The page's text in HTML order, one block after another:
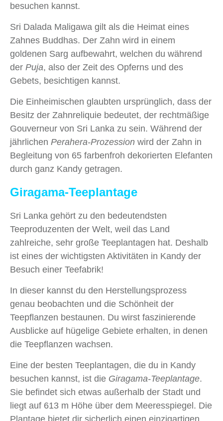
besuchen kannst.
Sri Dalada Maligawa gilt als die Heimat eines
Zahnes Buddhas. Der Zahn wird in einem
goldenen Sarg aufbewahrt, welchen du während
der Puja, also der Zeit des Opferns und des
Gebets, besichtigen kannst.
Die Einheimischen glaubten ursprünglich, dass der
Besitz der Zahnreliquie bedeutet, der rechtmäßige
Gouverneur von Sri Lanka zu sein. Während der
jährlichen Perahera-Prozession wird der Zahn in
Begleitung von 65 farbenfroh dekorierten Elefanten
durch ganz Kandy getragen.
Giragama-Teeplantage
Sri Lanka gehört zu den bedeutendsten
Teeproduzenten der Welt, weil das Land
zahlreiche, sehr große Teeplantagen hat. Deshalb
ist eines der wichtigsten Aktivitäten in Kandy der
Besuch einer Teefabrik!
In dieser kannst du den Herstellungsprozess
genau beobachten und die Schönheit der
Teepflanzen bestaunen. Du wirst faszinierende
Ausblicke auf hügelige Gebiete erhalten, in denen
die Teepflanzen wachsen.
Eine der besten Teeplantagen, die du in Kandy
besuchen kannst, ist die Giragama-Teeplantage.
Sie befindet sich etwas außerhalb der Stadt und
liegt auf 613 m Höhe über dem Meeresspiegel. Die
Plantage bietet dir sicherlich einen einzigartigen